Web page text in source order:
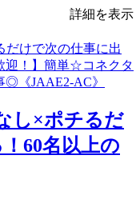
詳細を表示
し×ポチるだ
60名以上の